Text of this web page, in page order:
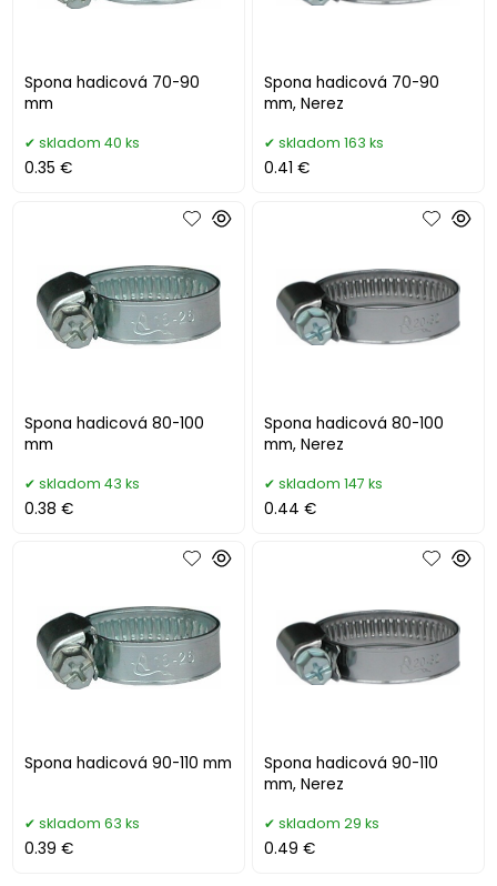
Spona hadicová 70-90
mm
skladom 40 ks
0.35 €
Spona hadicová 70-90
mm, Nerez
skladom 163 ks
0.41 €
Spona hadicová 80-100
mm
skladom 43 ks
0.38 €
Spona hadicová 80-100
mm, Nerez
skladom 147 ks
0.44 €
Spona hadicová 90-110 mm
skladom 63 ks
0.39 €
Spona hadicová 90-110
mm, Nerez
skladom 29 ks
0.49 €